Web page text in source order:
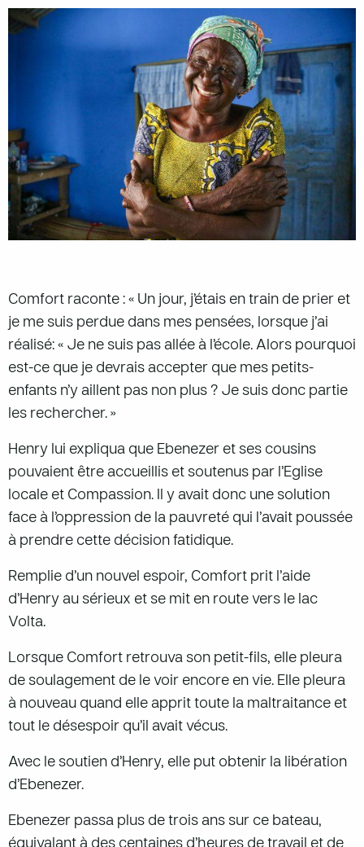
Comfort raconte : « Un jour, j’étais en train de prier et
je me suis perdue dans mes pensées, lorsque j’ai
réalisé: « Je ne suis pas allée à l’école. Alors pourquoi
est-ce que je devrais accepter que mes petits-
enfants n’y aillent pas non plus ? Je suis donc partie
les rechercher. »
Henry lui expliqua que Ebenezer et ses cousins
pouvaient être accueillis et soutenus par l’Eglise
locale et Compassion. Il y avait donc une solution
face à l’oppression de la pauvreté qui l’avait poussée
à prendre cette décision fatidique.
Remplie d’un nouvel espoir, Comfort prit l’aide
d’Henry au sérieux et se mit en route vers le lac
Volta.
Lorsque Comfort retrouva son petit-fils, elle pleura
de soulagement de le voir encore en vie. Elle pleura
à nouveau quand elle apprit toute la maltraitance et
tout le désespoir qu’il avait vécus.
Avec le soutien d’Henry, elle put obtenir la libération
d’Ebenezer.
Ebenezer passa plus de trois ans sur ce bateau,